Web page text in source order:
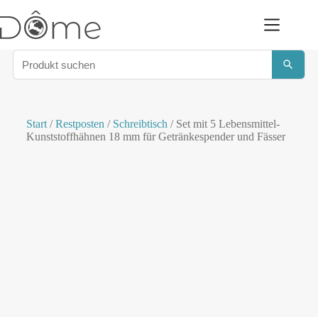
Start/Restposten / Schreibtisch / Set mit 5 Lebensmittel-
Kunststoffhähnen 18 mm für Getränkespender und Fässer